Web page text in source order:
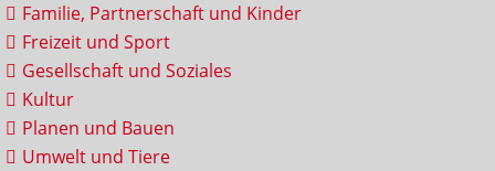
Familie, Partnerschaft und Kinder
Freizeit und Sport
Gesellschaft und Soziales
Kultur
Planen und Bauen
Umwelt und Tiere